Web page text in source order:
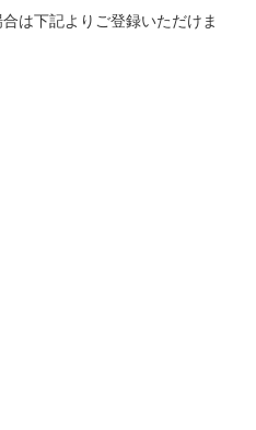
は下記よりご登録いただけま